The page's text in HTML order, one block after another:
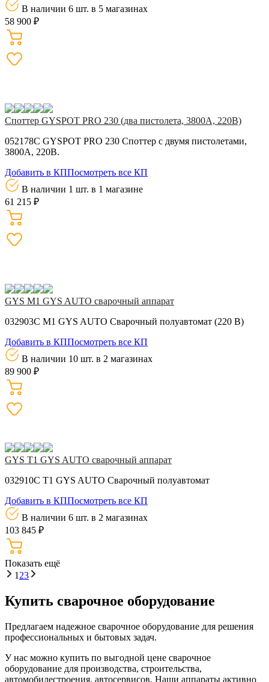
В наличии 6 шт. в 5 магазинах
58 900 ₽
Споттер GYSPOT PRO 230 (два пистолета, 3800А, 220В)
052178C GYSPOT PRO 230 Споттер с двумя пистолетами,
3800А, 220В.
Добавить в КППосмотреть все КП
В наличии 1 шт. в 1 магазине
61 215 ₽
GYS M1 GYS AUTO сварочный аппарат
032903C M1 GYS AUTO Сварочный полуавтомат (220 В)
Добавить в КППосмотреть все КП
В наличии 10 шт. в 2 магазинах
89 900 ₽
GYS T1 GYS AUTO сварочный аппарат
032910C T1 GYS AUTO Сварочный полуавтомат
Добавить в КППосмотреть все КП
В наличии 6 шт. в 2 магазинах
103 845 ₽
Показать eщё
1 23
Купить сварочное оборудование
Предлагаем надежное сварочное оборудование для решения
профессиональных и бытовых задач.
У нас можно купить по выгодной цене сварочное
оборудование для производства, строительства,
автомобилестроения, автосервисов. Наши аппараты активно